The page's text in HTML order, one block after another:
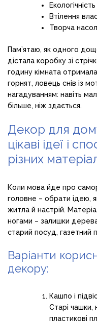
Втілення
Творча
Пам’ятаю, як одного
дістала коробку зі
годину кімната
горнят, ловець снів із
нагадуванням: навіть
більше, ніж здається.
Декор для
цікаві ідеї і
різних
Коли мова йде про
головне – обрати ідею,
житла й настрій.
ногами – залишки
старий посуд, газетний
Варіанти
декору:
Кашпо і
Старі чашки,
пластикові